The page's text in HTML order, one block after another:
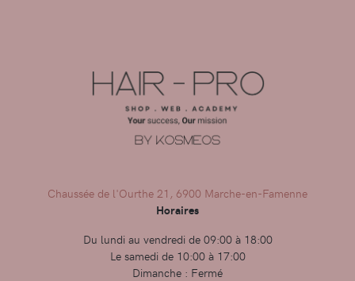
Chaussée de l'Ourthe 21, 6900 Marche-en-Famenne
Horaires
Du lundi au vendredi de 09:00 à 18:00
Le samedi de 10:00 à 17:00
Dimanche : Fermé